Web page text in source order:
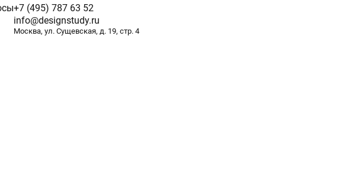
+7 (495) 787 63 52
info@designstudy.ru
Москва, ул. Сущевская, д. 19, стр. 4